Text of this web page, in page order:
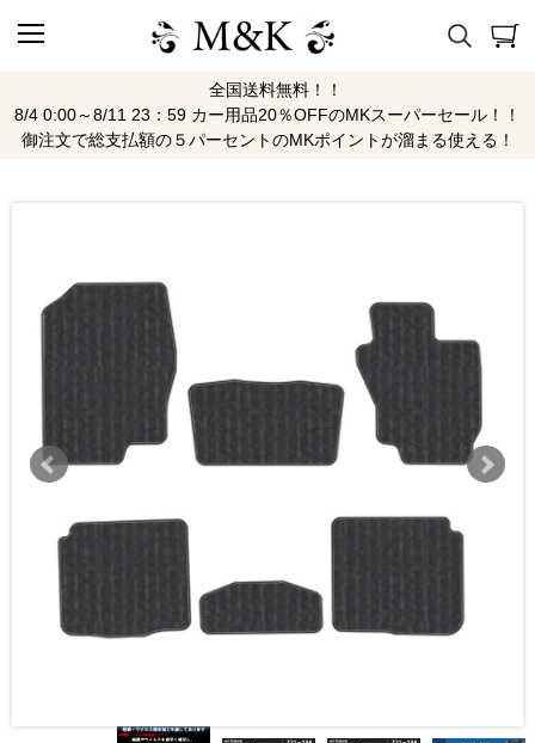
全国送料無料！！
8/4 0:00～8/11 23：59 カー用品20％OFFのMKスーパーセール！！
御注文で総支払額の５パーセントのMKポイントが溜まる使える！